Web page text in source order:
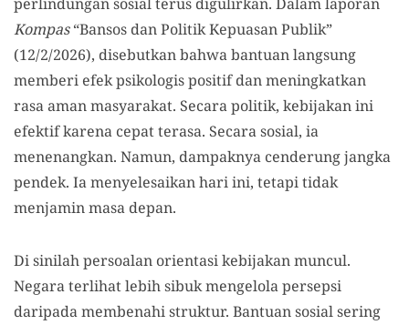
Kompas“Bansos dan Politik Kepuasan Publik”
(12/2/2026), disebutkan bahwa bantuan langsung
memberi efek psikologis positif dan meningkatkan
rasa aman masyarakat. Secara politik, kebijakan ini
efektif karena cepat terasa. Secara sosial, ia
menenangkan. Namun, dampaknya cenderung jangka
pendek. Ia menyelesaikan hari ini, tetapi tidak
menjamin masa depan.
Di sinilah persoalan orientasi kebijakan muncul.
Negara terlihat lebih sibuk mengelola persepsi
daripada membenahi struktur. Bantuan sosial sering